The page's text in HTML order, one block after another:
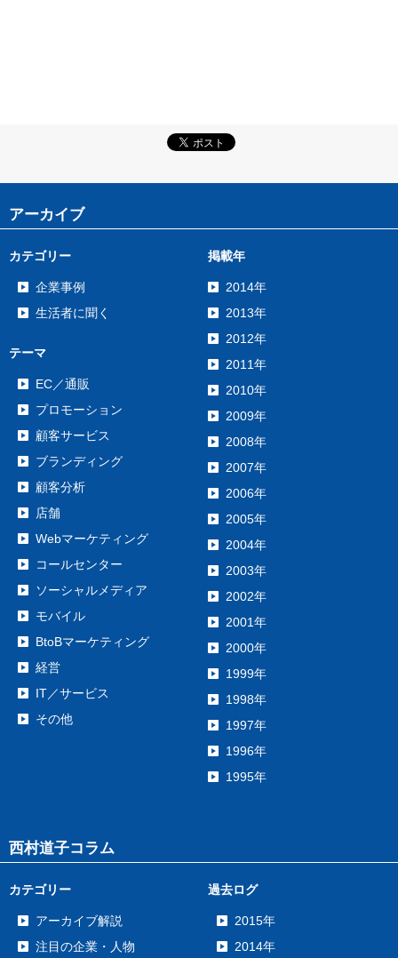
アーカイブ
カテゴリー
企業事例
生活者に聞く
テーマ
EC／通販
プロモーション
顧客サービス
ブランディング
顧客分析
店舗
Webマーケティング
コールセンター
ソーシャルメディア
モバイル
BtoBマーケティング
経営
IT／サービス
その他
掲載年
2014年
2013年
2012年
2011年
2010年
2009年
2008年
2007年
2006年
2005年
2004年
2003年
2002年
2001年
2000年
1999年
1998年
1997年
1996年
1995年
西村道子コラム
カテゴリー
アーカイブ解説
注目の企業・人物
過去ログ
2015年
2014年